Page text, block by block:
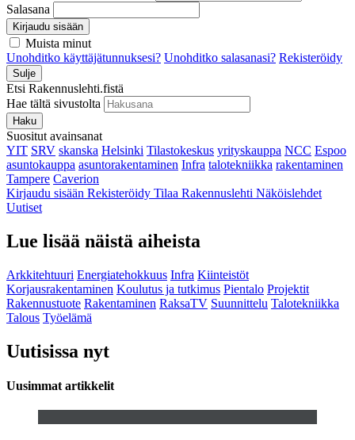
Salasana
Kirjaudu sisään
Muista minut
Unohditko käyttäjätunnuksesi? Unohditko salasanasi? Rekisteröidy
Sulje
Etsi Rakennuslehti.fistä
Hae tältä sivustolta
Haku
Suositut avainsanat
YIT SRV skanska Helsinki Tilastokeskus yrityskauppa NCC Espoo
asuntokauppa asuntorakentaminen Infra talotekniikka rakentaminen
Tampere Caverion
Kirjaudu sisään Rekisteröidy Tilaa Rakennuslehti Näköislehdet
Uutiset
Lue lisää näistä aiheista
Arkkitehtuuri Energiatehokkuus Infra Kiinteistöt
Korjausrakentaminen Koulutus ja tutkimus Pientalo Projektit
Rakennustuote Rakentaminen RaksaTV Suunnittelu Talotekniikka
Talous Työelämä
Uutisissa nyt
Uusimmat artikkelit